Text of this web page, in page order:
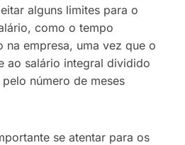
alguns limites para o
como o tempo
na empresa, uma vez que o
ao salário integral dividido
número de meses
se atentar para os